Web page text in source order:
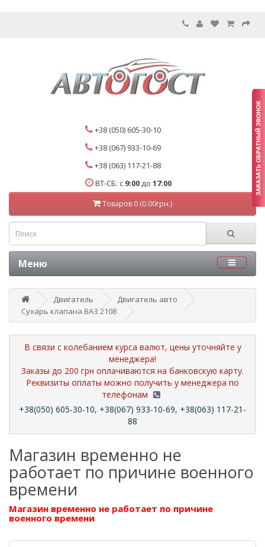
+38 (050) 605-30-10
+38 (067) 933-10-69
+38 (063) 117-21-88
ВТ-СБ: с 9:00 до 17:00
Товаров 0 (0.00грн.)
Меню
Двигатель
Двигатель авто
Сухарь клапана ВАЗ 2108
В связи с колебанием курса валют, цены уточняйте у
менеджера!
Заказы до 200 грн оплачиваются на банковскую карту.
Реквизиты оплаты можно получить у менеджера по
телефонам
+38(050) 605-30-10, +38(067) 933-10-69, +38(063) 117-21-
88
Магазин временно не
работает по причине военного
времени
Магазин временно не работает по причине
военного времени